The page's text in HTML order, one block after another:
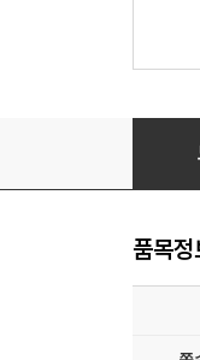
2026
품목정